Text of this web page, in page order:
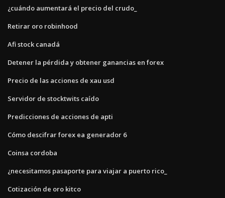
¿cuándo aumentará el precio del crudo_
Retirar oro robinhood
Afi stock canadá
Detener la pérdida y obtener ganancias en forex
Precio de las acciones de xau usd
Servidor de stocktwits caído
Predicciones de acciones de apti
Cómo descifrar forex ea generador 6
Coinsa cordoba
¿necesitamos pasaporte para viajar a puerto rico_
Cotización de oro kitco